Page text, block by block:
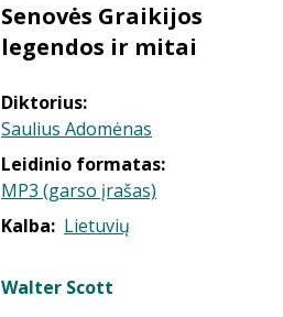
Senovės Graikijos
legendos ir mitai
Diktorius:
Saulius Adomėnas
Leidinio formatas:
MP3 (garso įrašas)
Kalba: Lietuvių
Walter Scott